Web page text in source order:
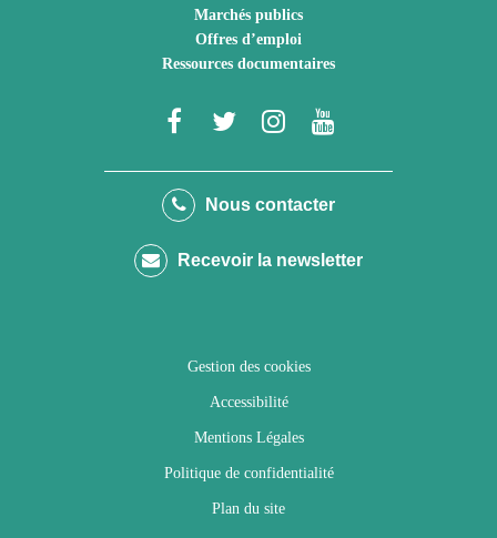
Marchés publics
Offres d’emploi
Ressources documentaires
Lien
le
Facebook
Lien
le
Twitter
Lien
le
Instagram
Youtube
Nous contacter
Recevoir la newsletter
Gestion des cookies
Accessibilité
Mentions Légales
Politique de confidentialité
Plan du site